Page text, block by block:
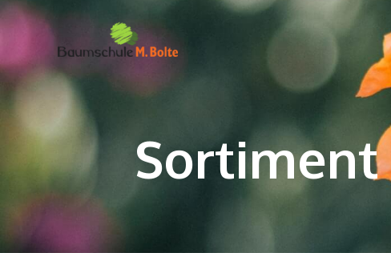
Sortiment